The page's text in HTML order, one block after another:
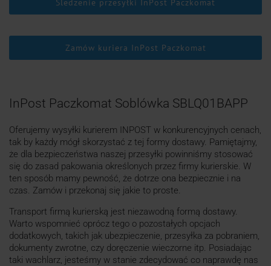
Śledzenie przesyłki InPost Paczkomat
Zamów kuriera InPost Paczkomat
InPost Paczkomat Soblówka SBLQ01BAPP
Oferujemy wysyłki kurierem INPOST w konkurencyjnych cenach,
tak by każdy mógł skorzystać z tej formy dostawy. Pamiętajmy,
że dla bezpieczeństwa naszej przesyłki powinniśmy stosować
się do zasad pakowania określonych przez firmy kurierskie. W
ten sposób mamy pewność, że dotrze ona bezpiecznie i na
czas. Zamów i przekonaj się jakie to proste.
Transport firmą kurierską jest niezawodną formą dostawy.
Warto wspomnieć oprócz tego o pozostałych opcjach
dodatkowych, takich jak ubezpieczenie, przesyłka za pobraniem,
dokumenty zwrotne, czy doręczenie wieczorne itp. Posiadając
taki wachlarz, jesteśmy w stanie zdecydować co naprawdę nas